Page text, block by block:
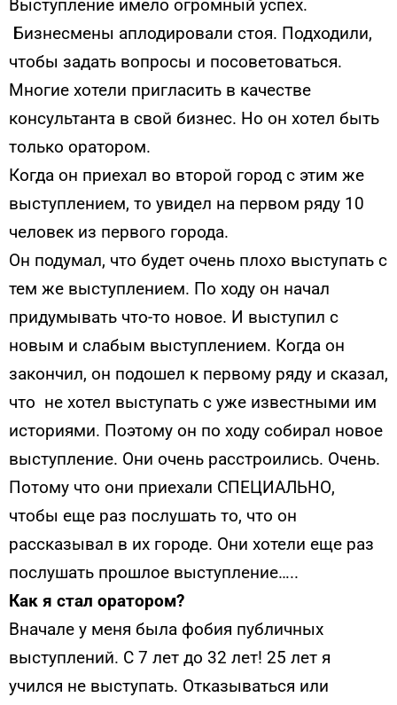
Выступление имело огромный успех.
Бизнесмены аплодировали стоя. Подходили,
чтобы задать вопросы и посоветоваться.
Многие хотели пригласить в качестве
консультанта в свой бизнес. Но он хотел быть
только оратором.
Когда он приехал во второй город с этим же
выступлением, то увидел на первом ряду 10
человек из первого города.
Он подумал, что будет очень плохо выступать с
тем же выступлением. По ходу он начал
придумывать что-то новое. И выступил с
новым и слабым выступлением. Когда он
закончил, он подошел к первому ряду и сказал,
что не хотел выступать с уже известными им
историями. Поэтому он по ходу собирал новое
выступление. Они очень расстроились. Очень.
Потому что они приехали СПЕЦИАЛЬНО,
чтобы еще раз послушать то, что он
рассказывал в их городе. Они хотели еще раз
послушать прошлое выступление…..
Как я стал оратором?
Вначале у меня была фобия публичных
выступлений. С 7 лет до 32 лет! 25 лет я
учился не выступать. Отказываться или